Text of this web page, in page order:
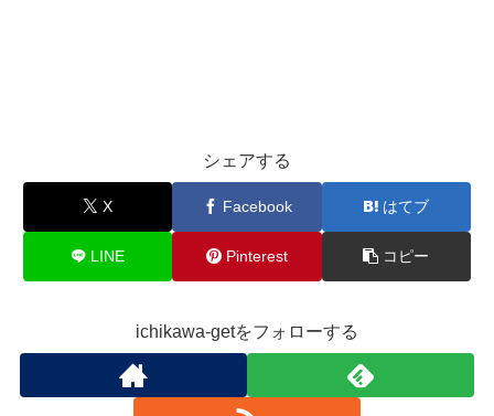
シェアする
X Facebook はてブ
LINE Pinterest コピー
ichikawa-getをフォローする